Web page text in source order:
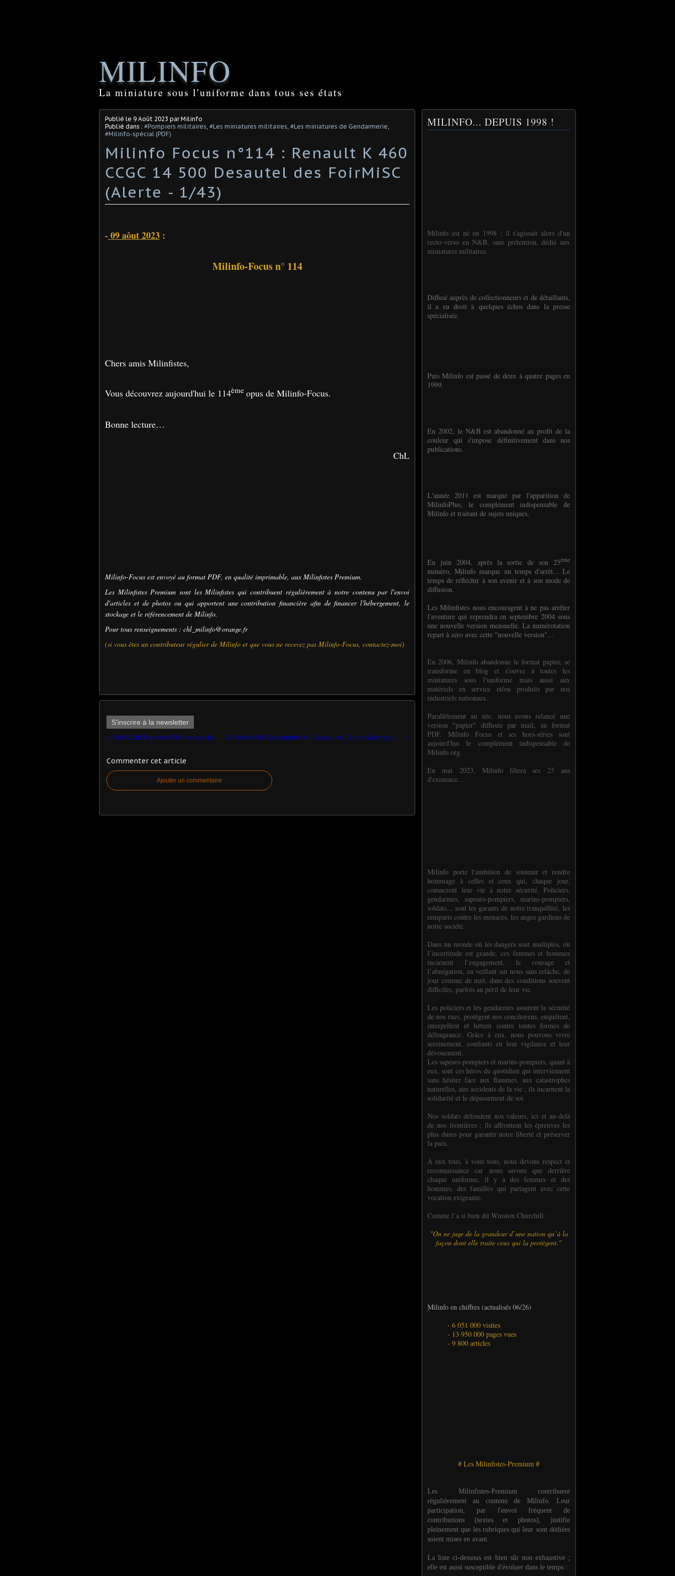
MILINFO
La miniature sous l'uniforme dans tous ses états
Publié le 9 Août 2023 par Milinfo
Publié dans : #Pompiers militaires, #Les miniatures militaires, #Les miniatures de Gendarmerie,
#Milinfo-spécial (PDF)
Milinfo Focus n°114 : Renault K 460
CCGC 14 500 Desautel des FoirMiSC
(Alerte - 1/43)
-09 aôut 2023 :
Milinfo-Focus n° 114
Chers amis Milinfistes,
Vous découvrez aujourd'hui le 114ème opus de Milinfo-Focus.
Bonne lecture…
ChL
Milinfo-Focus est envoyé au format PDF, en qualité imprimable, aux Milinfistes Premium.
Les Milinfistes Premium sont les Milinfistes qui contribuent régulièrement à notre contenu par l'envoi
d'articles et de photos ou qui apportent une contribution financière afin de financer l'hébergement, le
stockage et le référencement de Milinfo.
Pour tous renseignements : chl_milinfo@orange.fr
(si vous êtes un contributeur régulier de Milinfo et que vous ne recevez pas Milinfo-Focus, contactez-moi)
S'inscrire à la newsletter
AMX-10 RCR et AMX-30 Brenus (Master Fighter kit - 1/48 - par Pierre) ​ Buffalo MRAP (Contribution : Gaso.Line, Elodie Saint Lot, Florent, Robert B., Patrick Comelli, Bob, Yves, Pierre...)
Commenter cet article
Ajouter un commentaire
MILINFO... DEPUIS 1998 !
Milinfo est né en 1998 ; il s'agissait alors d'un
recto-verso en N&B, sans prétention, dédié aux
miniatures militaires.
Diffusé auprès de collectionneurs et de détaillants,
il a eu droit à quelques échos dans la presse
spécialisée.
Puis Milinfo est passé de deux à quatre pages en
1999.
En 2002, le N&B est abandonné au profit de la
couleur qui s'impose définitivement dans nos
publications.
L'année 2011 est marqué par l'apparition de
MilinfoPlus, le complément indispensable de
Milinfo et traitant de sujets uniques.
En juin 2004, après la sortie de son 25ème
numéro, Milinfo marque un temps d'arrêt... Le
temps de réfléchir à son avenir et à son mode de
diffusion.
Les Milinfistes nous encouragent à ne pas arrêter
l'aventure qui reprendra en septembre 2004 sous
une nouvelle version mensuelle. La numérotation
repart à zéro avec cette "nouvelle version"...
En 2006, Milinfo abandonne le format papier, se
transforme en blog et s'ouvre à toutes les
miniatures sous l'uniforme mais aussi aux
matériels en service et/ou produits par nos
industriels nationaux.
Parallèlement au site, nous avons relancé une
version "papier" diffusée par mail, au format
PDF. Milinfo Focus et ses hors-séries sont
aujourd'hui le complément indispensable de
Milinfo.org.
En mai 2023, Milinfo fêtera ses 25 ans
d'existence...
Milinfo porte l'ambition de soutenir et rendre
hommage à celles et ceux qui, chaque jour,
consacrent leur vie à notre sécurité. Policiers,
gendarmes, sapeurs-pompiers, marins-pompiers,
soldats... sont les garants de notre tranquillité, les
remparts contre les menaces, les anges gardiens de
notre société.
Dans un monde où les dangers sont multiples, où
l’incertitude est grande, ces femmes et hommes
incarnent l’engagement, le courage et
l’abnégation, en veillant sur nous sans relâche, de
jour comme de nuit, dans des conditions souvent
difficiles, parfois au péril de leur vie.
Les policiers et les gendarmes assurent la sécurité
de nos rues, protègent nos concitoyens, enquêtent,
interpellent et luttent contre toutes formes de
délinquance. Grâce à eux, nous pouvons vivre
sereinement, confiants en leur vigilance et leur
dévouement.
Les sapeurs-pompiers et marins-pompiers, quant à
eux, sont ces héros du quotidien qui interviennent
sans hésiter face aux flammes, aux catastrophes
naturelles, aux accidents de la vie ; ils incarnent la
solidarité et le dépassement de soi.
Nos soldats défendent nos valeurs, ici et au-delà
de nos frontières ; ils affrontent les épreuves les
plus dures pour garantir notre liberté et préserver
la paix.
À eux tous, à vous tous, nous devons respect et
reconnaissance car nous savons que derrière
chaque uniforme, il y a des femmes et des
hommes, des familles qui partagent avec cette
vocation exigeante.
Comme l’a si bien dit Winston Churchill :
"On ne juge de la grandeur d’une nation qu’à la
façon dont elle traite ceux qui la protègent."
Milinfo en chiffres (actualisés 06/26)
- 6 051 000 visites
- 13 950 000 pages vues
- 9 800 articles
# Les Milinfistes-Premium #
Les Milinfistes-Premium contribuent
régulièrement au contenu de Milinfo. Leur
participation, par l'envoi fréquent de
contributions (textes et photos), justifie
pleinement que les rubriques qui leur sont dédiées
soient mises en avant.
La liste ci-dessous est bien sûr non exhaustive ;
elle est aussi susceptible d'évoluer dans le temps :